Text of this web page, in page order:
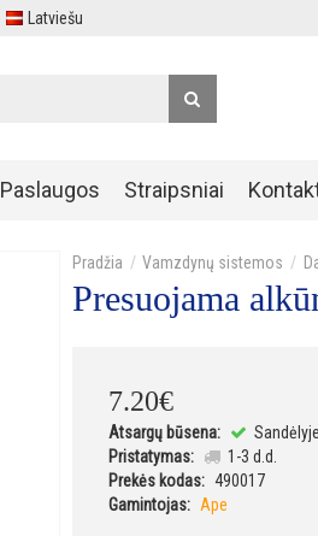
Latviešu
Paslaugos Straipsniai
Vamzdynų sistemos
Presuojama
7.20€
Atsargų būsena:
Pristatymas:
1-3 d.d.
Prekės kodas: 490017
Gamintojas: Ape